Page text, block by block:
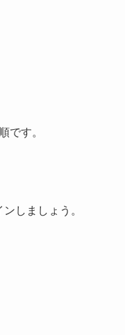
です。
しましょう。